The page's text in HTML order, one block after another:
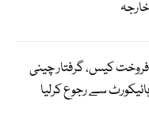
فروخت کیس، گرفتار چینی
سے رجوع کرلیا